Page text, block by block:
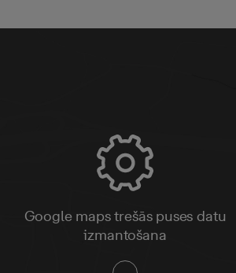
Google maps trešās puses datu
izmantošana